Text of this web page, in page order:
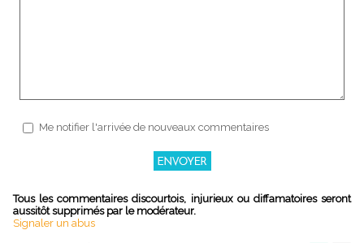
Me notifier l'arrivée de nouveaux commentaires
Tous les commentaires discourtois, injurieux ou diffamatoires seront
aussitôt supprimés par le modérateur.
Signaler un abus